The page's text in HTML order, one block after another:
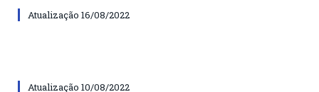
Atualização 16/08/2022
Atualização 10/08/2022